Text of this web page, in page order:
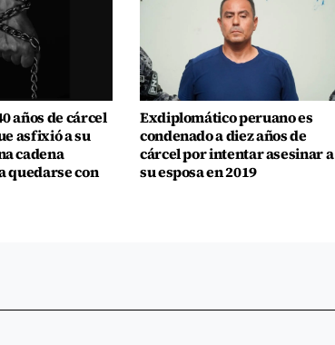
años de cárcel
asfixió a su
cadena
quedarse con
Exdiplomático peruano es
condenado a diez años de
cárcel por intentar asesinar a
su esposa en 2019